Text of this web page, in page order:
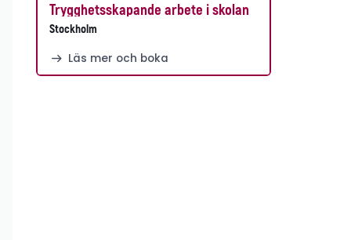
Trygghetsskapande arbete i skolan
Stockholm
Läs mer och boka